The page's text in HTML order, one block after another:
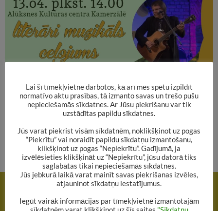
Rakstu
IEPRIEKŠĒJAIS RAKSTS
Lai šī tīmekļvietne darbotos, kā arī mēs spētu izpildīt
normatīvo aktu prasības, tā izmanto savas un trešo pušu
nepieciešamās sīkdatnes. Ar Jūsu piekrišanu var tik
uzstādītas papildu sīkdatnes.
Jūs varat piekrist visām sīkdatnēm, noklikšķinot uz pogas
“Piekrītu” vai noraidīt papildu sīkdatņu izmantošanu,
klikšķinot uz pogas “Nepiekrītu”. Gadījumā, ja
izvēlēsieties klikšķināt uz “Nepiekrītu”, jūsu datorā tiks
saglabātas tikai nepieciešamās sīkdatnes.
Jūs jebkurā laikā varat mainīt savas piekrišanas izvēles,
atjauninot sīkdatņu iestatījumus.
Iegūt vairāk informācijas par tīmekļvietnē izmantotajām